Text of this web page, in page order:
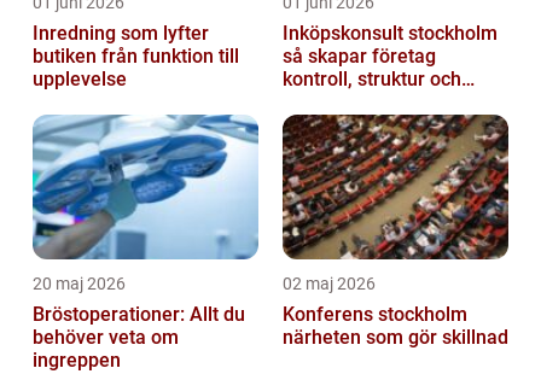
Inredning som lyfter
butiken från funktion till
upplevelse
Inköpskonsult stockholm
så skapar företag
kontroll, struktur och
20 maj 2026
Bröstoperationer: Allt du
behöver veta om
ingreppen
02 maj 2026
Konferens stockholm
närheten som gör skillnad